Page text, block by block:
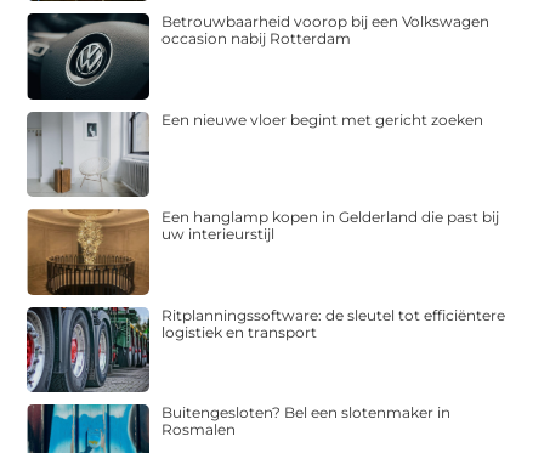
Betrouwbaarheid voorop bij een Volkswagen
occasion nabij Rotterdam
Een nieuwe vloer begint met gericht zoeken
Een hanglamp kopen in Gelderland die past bij
uw interieurstijl
Ritplanningssoftware: de sleutel tot efficiëntere
logistiek en transport
Buitengesloten? Bel een slotenmaker in
Rosmalen